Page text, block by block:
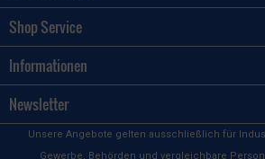
Shop Service
Informationen
Newsletter
Unsere Angebote gelten ausschließlich für
Gewerbe, Behörden und vergleichbare